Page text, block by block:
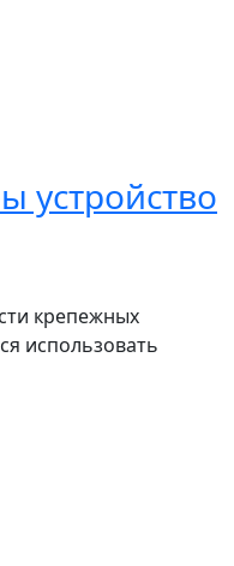
устройство
крепежных
использовать